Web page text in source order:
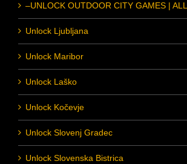
–UNLOCK OUTDOOR CITY GAMES |
Unlock Ljubljana
Unlock Maribor
Unlock Laško
Unlock Kočevje
Unlock Slovenj Gradec
Unlock Slovenska Bistrica